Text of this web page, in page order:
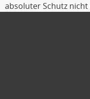
absoluter Schutz